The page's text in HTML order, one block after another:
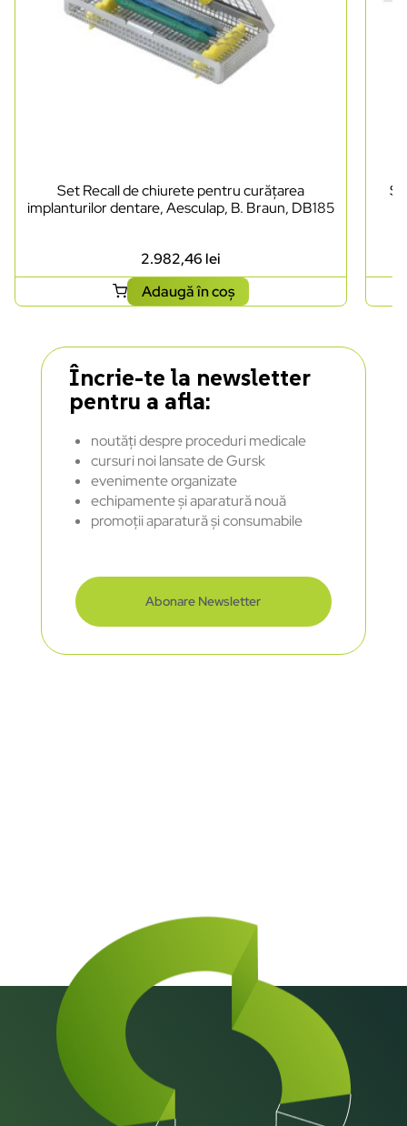
Set Recall de chiurete pentru curățarea
implanturilor dentare, Aesculap, B. Braun, DB185
2.982,46 lei
Adaugă în coș
Încrie-te la newsletter
pentru a afla:
noutăți despre proceduri medicale
cursuri noi lansate de Gursk
evenimente organizate
echipamente și aparatură nouă
promoții aparatură și consumabile
Abonare Newsletter